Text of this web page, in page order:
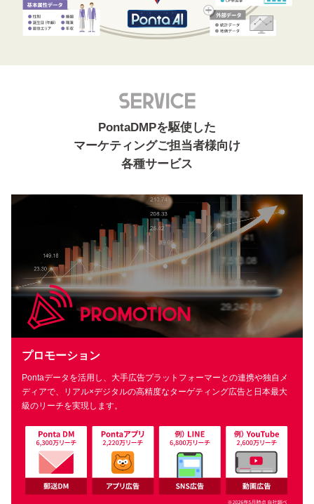
PontaDMPを駆使した
マーケティングご担当者様向け
各種サービス
プロモーション
Pontaデータを活用し、大手広告プラットフォーマーとの連携や独自メ
ディアで、リアル×デジタルの高精度なターゲティング広告と 日本最大
級のリーチを実現します。